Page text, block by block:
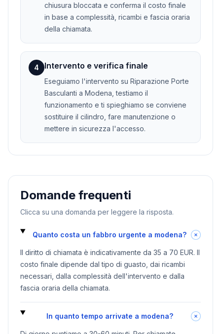
chiusura bloccata e conferma il costo finale
in base a complessità, ricambi e fascia oraria
della chiamata.
4 Intervento e verifica finale
Eseguiamo l'intervento su Riparazione Porte
Basculanti a Modena, testiamo il
funzionamento e ti spieghiamo se conviene
sostituire il cilindro, fare manutenzione o
mettere in sicurezza l'accesso.
Domande frequenti
Clicca su una domanda per leggere la risposta.
Quanto costa un fabbro urgente a modena?
Il diritto di chiamata è indicativamente da 35 a 70 EUR. Il
costo finale dipende dal tipo di guasto, dai ricambi
necessari, dalla complessità dell'intervento e dalla
fascia oraria della chiamata.
In quanto tempo arrivate a modena?